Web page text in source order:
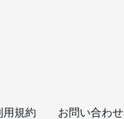
用規約 お問い合わせ